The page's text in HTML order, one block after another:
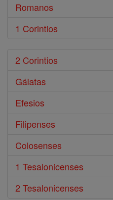
Romanos
1 Corintios
2 Corintios
Gálatas
Efesios
Filipenses
Colosenses
1 Tesalonicenses
2 Tesalonicenses